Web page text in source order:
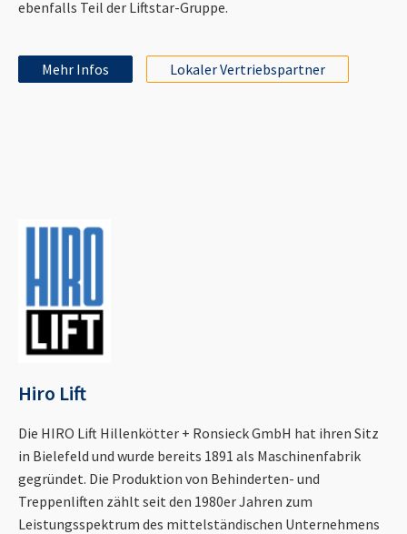
ebenfalls Teil der Liftstar-Gruppe.
Mehr Infos Lokaler Vertriebspartner
Hiro Lift
Die HIRO Lift Hillenkötter + Ronsieck GmbH hat ihren Sitz
in Bielefeld und wurde bereits 1891 als Maschinenfabrik
gegründet. Die Produktion von Behinderten- und
Treppenliften zählt seit den 1980er Jahren zum
Leistungsspektrum des mittelständischen Unternehmens